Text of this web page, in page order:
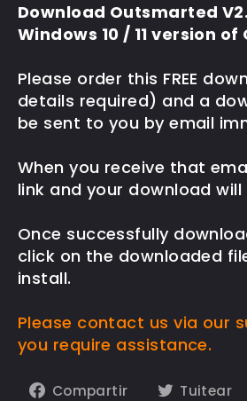
Download Outsmarted
Windows 10 / 11 version
Please order this FREE
details required) and a
be sent to you by email
When you receive that
link and your download will
Once successfully
click on the downloaded
install.
Please contact us via our
you require assistance.
Compartir
Compartir
Tuitear